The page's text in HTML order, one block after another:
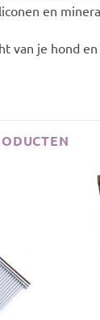
en
van je hond